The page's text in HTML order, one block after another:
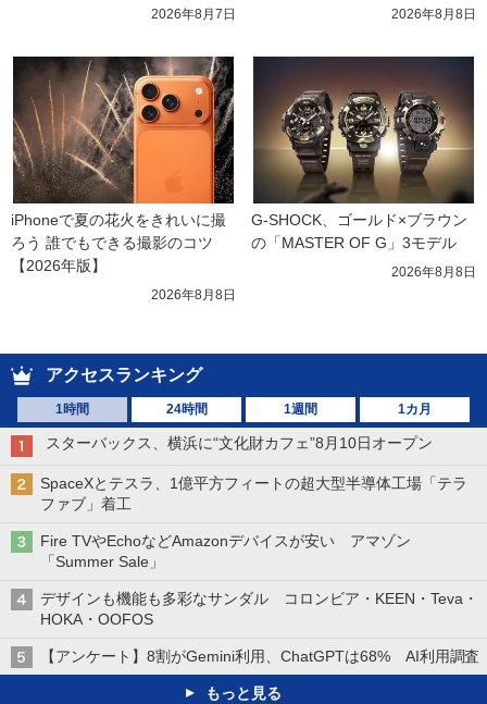
2026年8月7日 2026年8月8日
iPhoneで夏の花火をきれいに撮
ろう 誰でもできる撮影のコツ
【2026年版】
2026年8月8日
G-SHOCK、ゴールド×ブラウン
の「MASTER OF G」3モデル
2026年8月8日
アクセスランキング
1時間 24時間 1週間 1カ月
スターバックス、横浜に“文化財カフェ”8月10日オープン
SpaceXとテスラ、1億平方フィートの超大型半導体工場「テラ
ファブ」着工
Fire TVやEchoなどAmazonデバイスが安い アマゾン
「Summer Sale」
デザインも機能も多彩なサンダル コロンビア・KEEN・Teva・
HOKA・OOFOS
【アンケート】8割がGemini利用、ChatGPTは68% AI利用調査
もっと見る